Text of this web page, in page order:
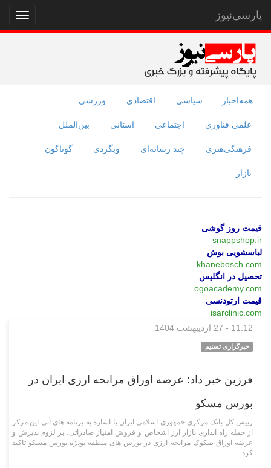
نمایش
منو
پارسی‌نیوز
همه‌اخبار سیاسی اقتصادی ورزشی
علمی فناوری اجتماعی استانی بین‌الملل
فرهنگی‌هنری چند رسانه‌ای وبگردی گوناگون
بازار
قیمت روز گوشی
snappshop.ir
لباسشویی بوش
khanebosch.com
تحصیل در انگلیس
ogoacademy.com
قیمت ارتودنسی
isarclinic.com
11:12 - 27 اردیبهشت 1404
خبرگزاری تسنیم
فرزین خبر داد: عرضه اوراق مرابحه ارزی ایران در
بورس مسکو
رییس کل بانک مرکزی جمهوری اسلامی ایران با اشاره به برنامه های آتی این مرکز
از جمله راه انداری بازار ارز اشخاص و فروش امتیاز صادراتی، بر لزوم پذیرش و
عرضه اوراق صکوک مرابحه ارزی در بورس های منطقه بویژه بورس مسکو تاکید
کرد.